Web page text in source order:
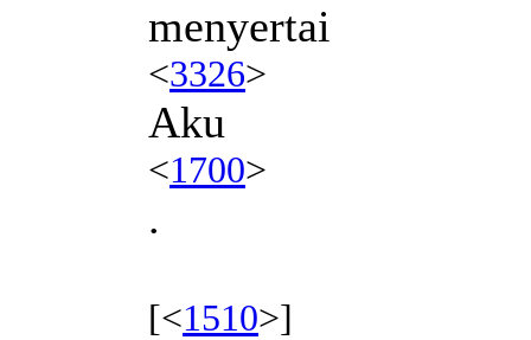
menyertai
<3326>
Aku
<1700>
.
[<1510>]